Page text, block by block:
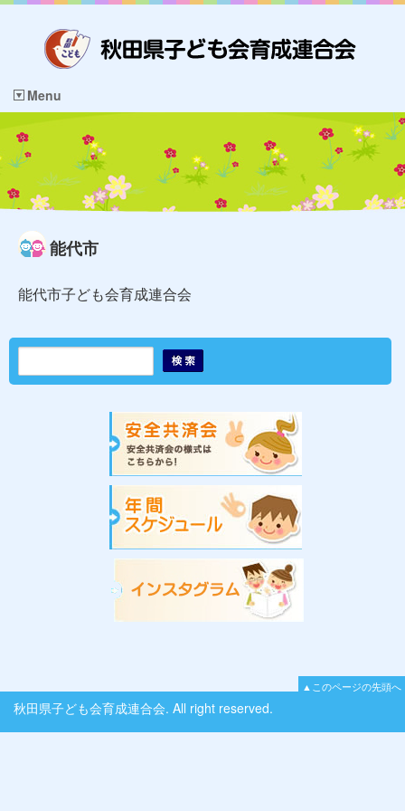
Menu
能代市
能代市子ども会育成連合会
▲このページの先頭へ
秋田県子ども会育成連合会. All right reserved.